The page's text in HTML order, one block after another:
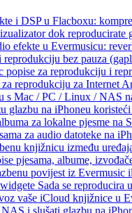
i DSP u Flacboxu:
dok reproducirate
efekte u Evermusicu:
bez pauza
za reprodukciju i
reprodukciju za Internet
s Mac / PC / Linux / NAS
glazbu na iPhoneu
za lokalne pjesme
za audio datoteke na
knjižnicu između
pjesama, albume,
povijest iz Evermusic
Sada se reproducira
vaše iCloud knjižnice u
i slušati glazbu na